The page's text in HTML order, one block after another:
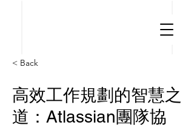
< Back
高效工作規劃的智慧之
道：Atlassian團隊協